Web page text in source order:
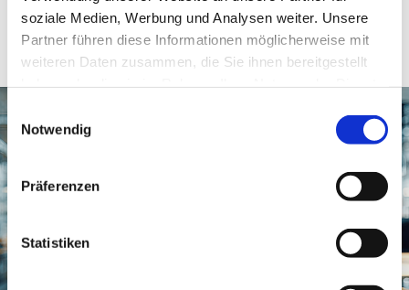
soziale Medien, Werbung und Analysen weiter. Unsere
Partner führen diese Informationen möglicherweise mit
weiteren Daten zusammen, die Sie ihnen bereitgestellt
Einwilligungsauswahl
Notwendig
Präferenzen
Statistiken